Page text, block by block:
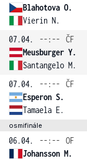
Blahotova O.
Vierin N.
07.04.
--:--
ČF
Meusburger Y.
Santangelo M.
07.04.
--:--
ČF
Esperon S.
Tamaela E.
osmifinále
06.04. --:--
OF
Johansson M.